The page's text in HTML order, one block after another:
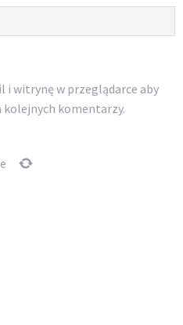
i witrynę w przeglądarce aby
kolejnych komentarzy.